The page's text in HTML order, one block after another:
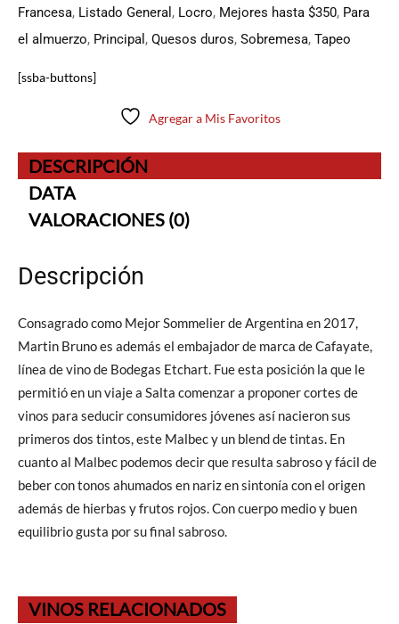
Francesa, Listado General , Locro, Mejores hasta $350, Para
el almuerzo, Principal , Quesos duros, Sobremesa, Tapeo
[ssba-buttons]
Agregar a Mis Favoritos
DESCRIPCIÓN
DATA
VALORACIONES (0)
Descripción
Consagrado como Mejor Sommelier de Argentina en 2017,
Martin Bruno es además el embajador de marca de Cafayate,
línea de vino de Bodegas Etchart. Fue esta posición la que le
permitió en un viaje a Salta comenzar a proponer cortes de
vinos para seducir consumidores jóvenes así nacieron sus
primeros dos tintos, este Malbec y un blend de tintas. En
cuanto al Malbec podemos decir que resulta sabroso y fácil de
beber con tonos ahumados en nariz en sintonía con el origen
además de hierbas y frutos rojos. Con cuerpo medio y buen
equilibrio gusta por su final sabroso.
VINOS RELACIONADOS